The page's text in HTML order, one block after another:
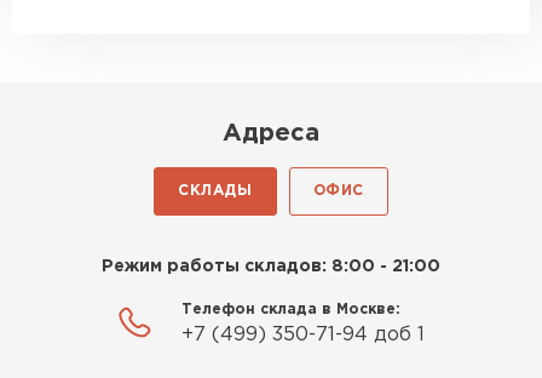
Адреса
СКЛАДЫ ОФИС
Режим работы складов: 8:00 - 21:00
Телефон склада в Москве:
+7 (499) 350-71-94 доб 1